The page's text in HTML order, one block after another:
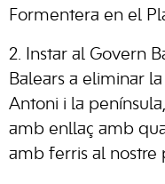
Formentera en el
2. Instar al Govern
Balears a eliminar
Antoni i la
amb enllaç amb
amb ferris al nostre